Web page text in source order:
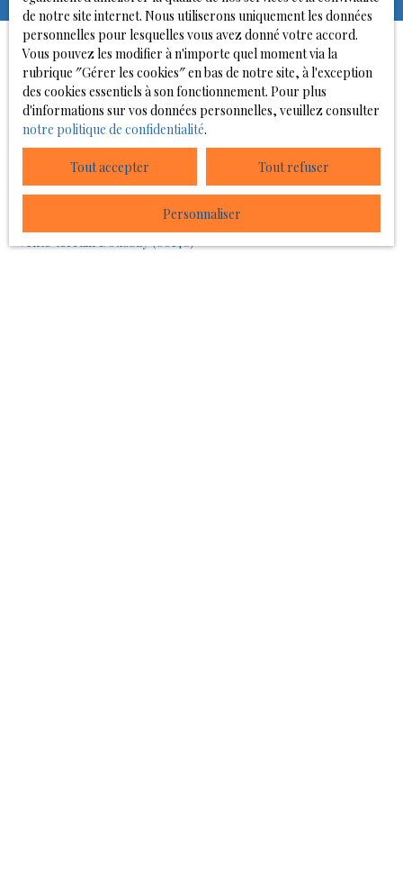
JE RECHERCHE UN BIEN
Location local commercial Poitiers (86000)
Vente maison Châtellerault (86100)
Vente terrain Châtellerault (86100)
de notre site internet. Nous utiliserons uniquement les données
personnelles pour lesquelles vous avez donné votre accord.
Vous pouvez les modifier à n'importe quel moment via la
rubrique ″Gérer les cookies″ en bas de notre site, à l'exception
des cookies essentiels à son fonctionnement. Pour plus
d'informations sur vos données personnelles, veuillez consulter
notre politique de confidentialité.
Tout accepter Tout refuser
Personnaliser